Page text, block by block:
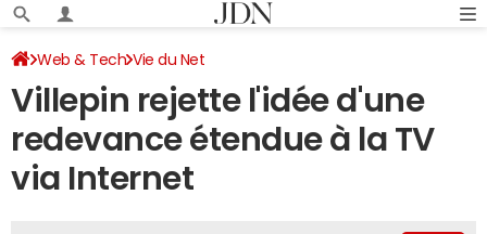
Web & Tech Vie du Net
Villepin rejette l'idée d'une
redevance étendue à la TV
via Internet